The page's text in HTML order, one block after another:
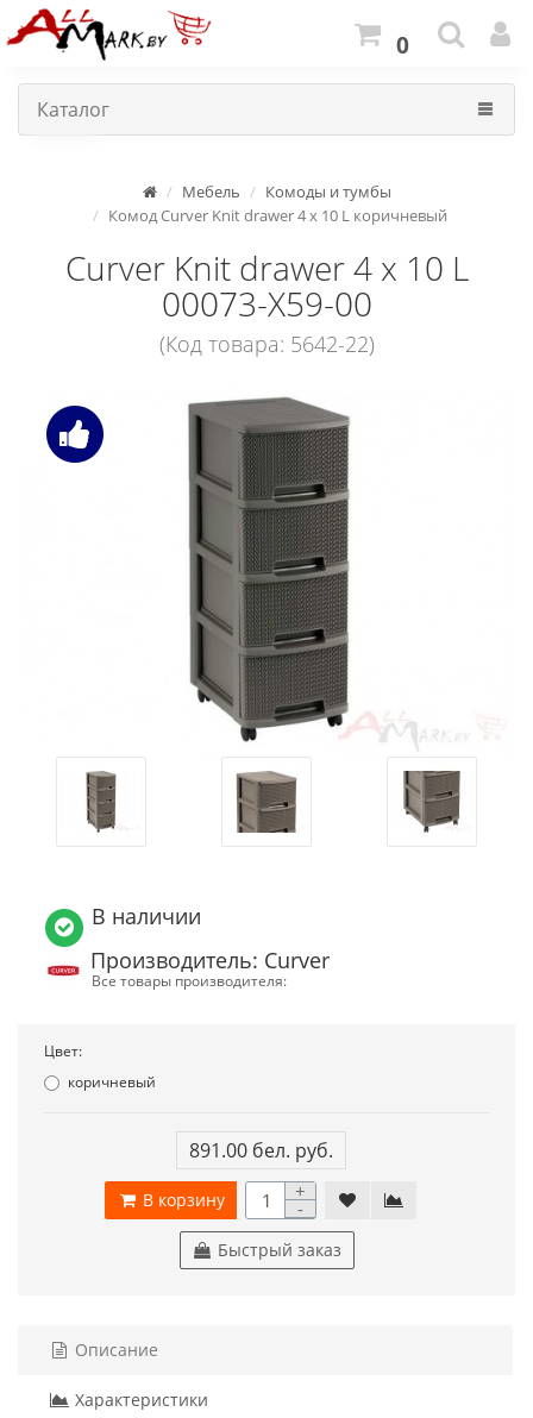
0
Каталог
Мебель
Комоды и тумбы
Комод Curver Knit drawer 4 x 10 L коричневый
Curver Knit drawer 4 x 10 L
00073-X59-00
(Код товара: 5642-22)
В наличии
Производитель: Curver
Все товары производителя:
Цвет:
коричневый
891.00 бел. руб.
В корзину +
-
Быстрый заказ
Описание
Характеристики